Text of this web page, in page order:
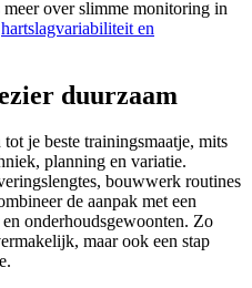
over slimme monitoring in
hartslagvariabiliteit en
duurzaam
je beste trainingsmaatje, mits
planning en variatie.
bouwwerk routines
de aanpak met een
en onderhoudsgewoonten. Zo
maar ook een stap